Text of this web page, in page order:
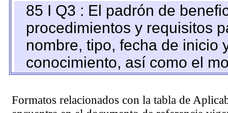
85 I Q3 : El padrón de
procedimientos y requisitos
nombre, tipo, fecha de inicio
conocimiento, así como el
Formatos relacionados con la tabla de